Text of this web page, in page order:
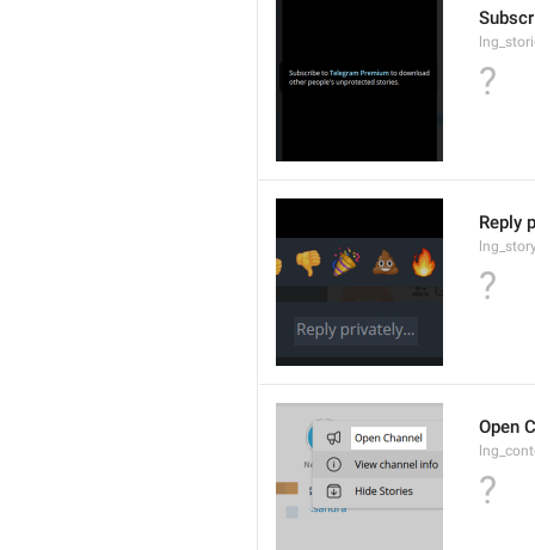
?
Reply
?
Open
?